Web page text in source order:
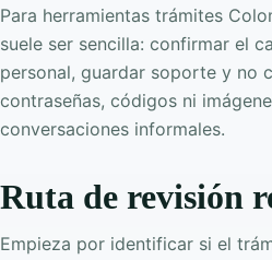
Para herramientas trámites
suele ser sencilla: confirmar el
personal, guardar soporte y no
contraseñas, códigos ni
conversaciones informales.
Ruta de revisión
Empieza por identificar si el